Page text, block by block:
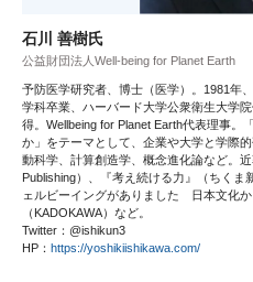
石川 善樹氏
公益財団法人Well-being for Planet Earth
予防医学研究者、博士（医学）。1981年
学科卒業、ハーバード大学公衆衛生大学
得。Wellbeing for Planet Earth代表理事。
か」をテーマとして、企業や大学と学際
動科学、計算創造学、概念進化論など。
Publishing）、『考え続ける力』（ちく
ェルビーイングがありました 日本文化か
（KADOKAWA）など。
Twitter：@ishikun3
HP： https://yoshikiishikawa.com/